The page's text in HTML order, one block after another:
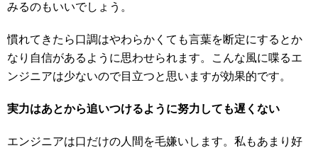
みるのもいいでしょう。
慣れてきたら口調はやわらかくても言葉を断定にするとか
なり自信があるように思わせられます。こんな風に喋るエ
ンジニアは少ないので目立つと思いますが効果的です。
実力はあとから追いつけるように努力しても遅くない
エンジニアは口だけの人間を毛嫌いします。私もあまり好